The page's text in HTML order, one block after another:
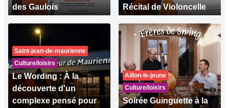
des Gaulois
Récital de Violoncelle
Saint-jean-de-maurienne
Culture/loisirs
Le Wording : À la
découverte d'un
complexe pensé pour
Aillon-le-jeune
Culture/loisirs
Soirée Guinguette à la